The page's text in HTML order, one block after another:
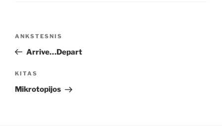
įrašų
Ankstesnis
įrašas
ANKSTESNIS
Arrive…Depart
Kitas
įrašas
KITAS
Mikrotopijos